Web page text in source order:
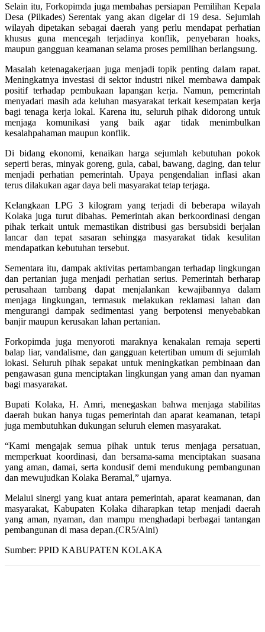
Selain itu, Forkopimda juga membahas persiapan Pemilihan Kepala
Desa (Pilkades) Serentak yang akan digelar di 19 desa. Sejumlah
wilayah dipetakan sebagai daerah yang perlu mendapat perhatian
khusus guna mencegah terjadinya konflik, penyebaran hoaks,
maupun gangguan keamanan selama proses pemilihan berlangsung.
Masalah ketenagakerjaan juga menjadi topik penting dalam rapat.
Meningkatnya investasi di sektor industri nikel membawa dampak
positif terhadap pembukaan lapangan kerja. Namun, pemerintah
menyadari masih ada keluhan masyarakat terkait kesempatan kerja
bagi tenaga kerja lokal. Karena itu, seluruh pihak didorong untuk
menjaga komunikasi yang baik agar tidak menimbulkan
kesalahpahaman maupun konflik.
Di bidang ekonomi, kenaikan harga sejumlah kebutuhan pokok
seperti beras, minyak goreng, gula, cabai, bawang, daging, dan telur
menjadi perhatian pemerintah. Upaya pengendalian inflasi akan
terus dilakukan agar daya beli masyarakat tetap terjaga.
Kelangkaan LPG 3 kilogram yang terjadi di beberapa wilayah
Kolaka juga turut dibahas. Pemerintah akan berkoordinasi dengan
pihak terkait untuk memastikan distribusi gas bersubsidi berjalan
lancar dan tepat sasaran sehingga masyarakat tidak kesulitan
mendapatkan kebutuhan tersebut.
Sementara itu, dampak aktivitas pertambangan terhadap lingkungan
dan pertanian juga menjadi perhatian serius. Pemerintah berharap
perusahaan tambang dapat menjalankan kewajibannya dalam
menjaga lingkungan, termasuk melakukan reklamasi lahan dan
mengurangi dampak sedimentasi yang berpotensi menyebabkan
banjir maupun kerusakan lahan pertanian.
Forkopimda juga menyoroti maraknya kenakalan remaja seperti
balap liar, vandalisme, dan gangguan ketertiban umum di sejumlah
lokasi. Seluruh pihak sepakat untuk meningkatkan pembinaan dan
pengawasan guna menciptakan lingkungan yang aman dan nyaman
bagi masyarakat.
Bupati Kolaka, H. Amri, menegaskan bahwa menjaga stabilitas
daerah bukan hanya tugas pemerintah dan aparat keamanan, tetapi
juga membutuhkan dukungan seluruh elemen masyarakat.
“Kami mengajak semua pihak untuk terus menjaga persatuan,
memperkuat koordinasi, dan bersama-sama menciptakan suasana
yang aman, damai, serta kondusif demi mendukung pembangunan
dan mewujudkan Kolaka Beramal,” ujarnya.
Melalui sinergi yang kuat antara pemerintah, aparat keamanan, dan
masyarakat, Kabupaten Kolaka diharapkan tetap menjadi daerah
yang aman, nyaman, dan mampu menghadapi berbagai tantangan
pembangunan di masa depan.(CR5/Aini)
Sumber: PPID KABUPATEN KOLAKA